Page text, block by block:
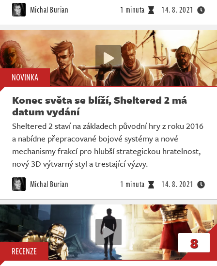
Michal Burian 1 minuta 14. 8. 2021
NOVINKA
Konec světa se blíží, Sheltered 2 má
datum vydání
Sheltered 2 staví na základech původní hry z roku 2016
a nabídne přepracované bojové systémy a nové
mechanismy frakcí pro hlubší strategickou hratelnost,
nový 3D výtvarný styl a trestající výzvy.
Michal Burian 1 minuta 14. 8. 2021
RECENZE 8